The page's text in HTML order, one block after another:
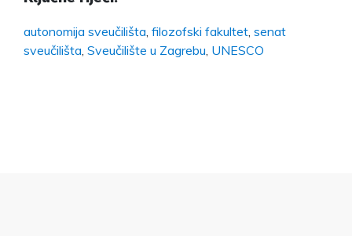
autonomija sveučilišta filozofski fakultet senat
sveučilišta Sveučilište u Zagrebu UNESCO